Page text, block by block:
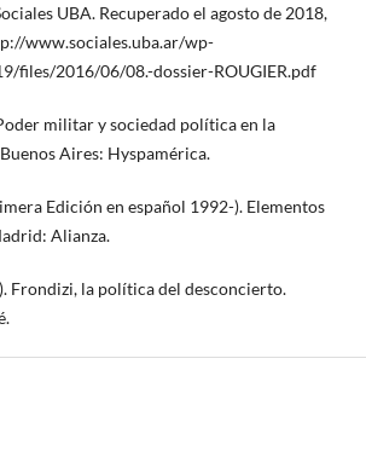
UBA. Recuperado el agosto de 2018,
www.sociales.uba.ar/wp-
files/2016/06/08.-dossier-ROUGIER.pdf
militar y sociedad política en la
Aires: Hyspamérica.
Edición en español 1992-). Elementos
Alianza.
Frondizi, la política del desconcierto.